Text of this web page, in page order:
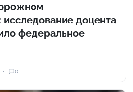
исследование доцента
федеральное
0